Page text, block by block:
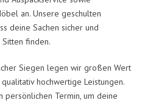
an. Unsere geschulten
deine Sachen sicher und
finden.
Siegen legen wir großen Wert
hochwertige Leistungen.
Termin, um deine